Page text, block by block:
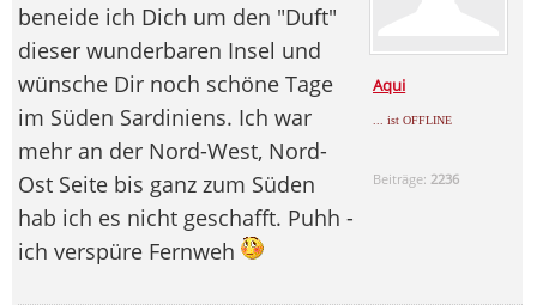
Aqui
... ist OFFLINE
Beiträge: 2236
beneide ich Dich um den "Duft"
dieser wunderbaren Insel und
wünsche Dir noch schöne Tage
im Süden Sardiniens. Ich war
mehr an der Nord-West, Nord-
Ost Seite bis ganz zum Süden
hab ich es nicht geschafft. Puhh -
ich verspüre Fernweh